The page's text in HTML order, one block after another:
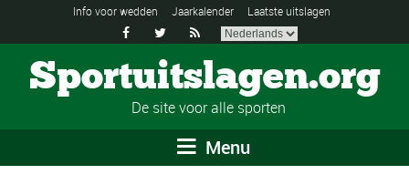
Info voor wedden Jaarkalender Laatste uitslagen
  
Sportuitslagen.org
De site voor alle sporten
Menu